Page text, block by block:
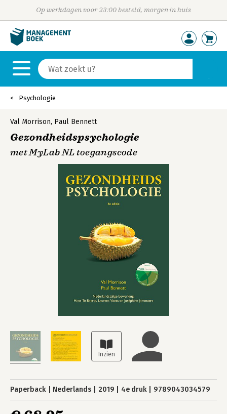
Op werkdagen voor 23:00 besteld, morgen in huis
Psychologie
Val Morrison, Paul Bennett
Gezondheidspsychologie
met MyLab NL toegangscode
Paperback Nederlands 2019 4e druk 9789043034579